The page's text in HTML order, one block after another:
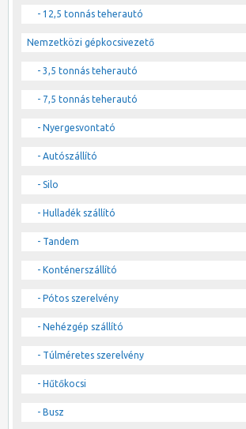
- 12,5 tonnás teherautó
Nemzetközi gépkocsivezető
- 3,5 tonnás teherautó
- 7,5 tonnás teherautó
- Nyergesvontató
- Autószállító
- Silo
- Hulladék szállító
- Tandem
- Konténerszállító
- Pótos szerelvény
- Nehézgép szállító
- Túlméretes szerelvény
- Hűtőkocsi
- Busz